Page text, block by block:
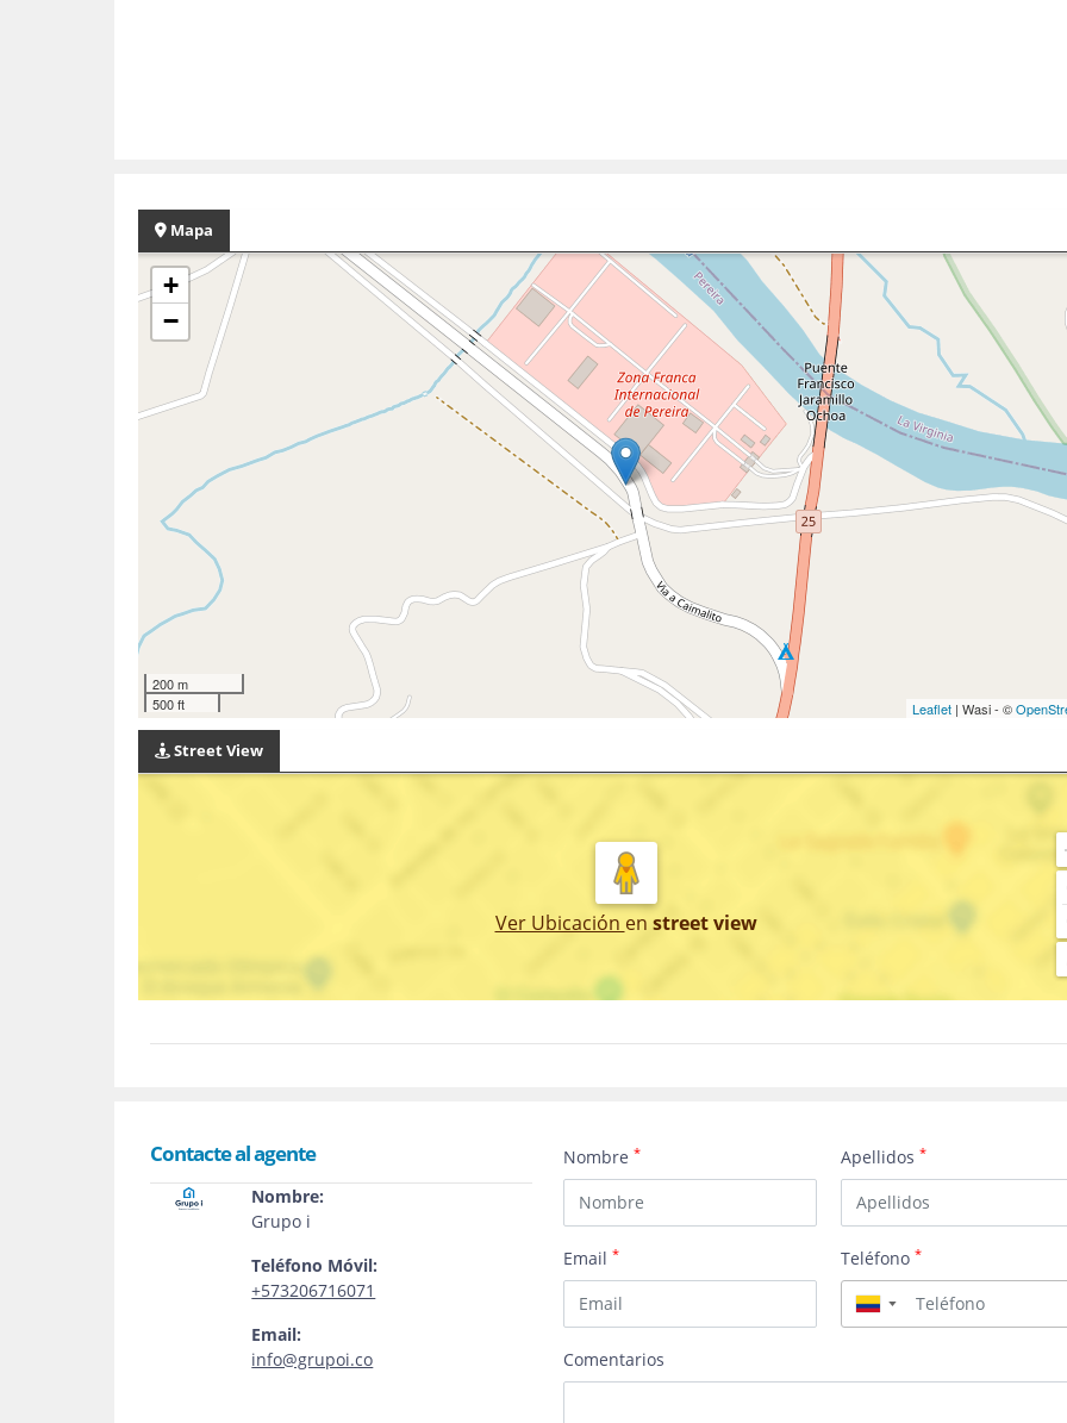
Mapa
+
−
200 m
500 ft
Leaflet | Wasi - ©
Street View
Ver Ubicación en street view
Contacte al agente
Nombre:
Grupo i
Teléfono Móvil:
+573206716071
Email:
info@grupoi.co
Nombre* Apellidos*
Email* Teléfono*
▼
Comentarios